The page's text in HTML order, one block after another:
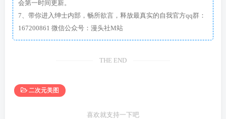
会第一时间更新。
7、带你进入绅士内部，畅所欲言，释放最真实的自我官方qq群：
167200861 微信公众号：漫头社M站
THE END
二次元美图
喜欢就支持一下吧